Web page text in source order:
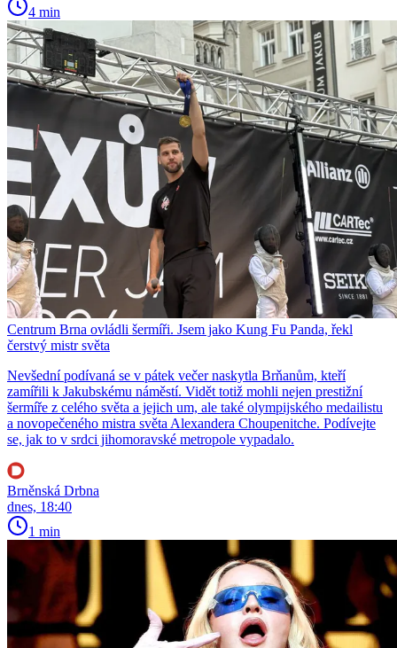
4 min
Centrum Brna ovládli šermíři. Jsem jako Kung Fu Panda, řekl
čerstvý mistr světa
Nevšední podívaná se v pátek večer naskytla Brňanům, kteří
zamířili k Jakubskému náměstí. Vidět totiž mohli nejen prestižní
šermíře z celého světa a jejich um, ale také olympijského medailistu
a novopečeného mistra světa Alexandera Choupenitche. Podívejte
se, jak to v srdci jihomoravské metropole vypadalo.
Brněnská Drbna
dnes, 18:40
1 min